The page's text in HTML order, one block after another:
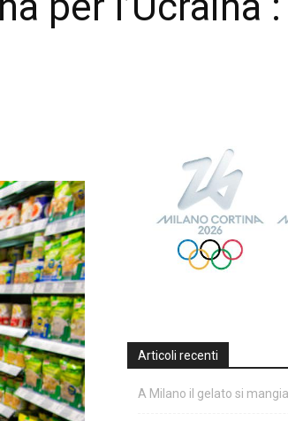
Articoli recenti
A Milano il gelato si